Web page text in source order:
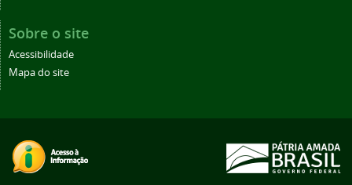
Sobre o site
Acessibilidade
Mapa do site